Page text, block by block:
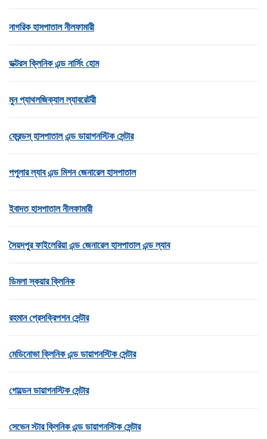
নাগরিক হাসপাতাল নীলফামারী
ডক্টরস ক্লিনিক এন্ড নার্সিং হোম
মুন প্যাথলজিক্যাল ল্যাবরেটরী
ফ্রেন্ডস্ হাসপাতাল এন্ড ডায়াগনস্টিক সেন্টার
পপুলার ল্যাব এন্ড মিশন জেনারেল হাসপাতাল
ইবাদত হাসপাতাল নীলফামারী
সৈয়দপুর ফাইলেরিয়া এন্ড জেনারেল হাসপাতাল এন্ড ল্যাব
ডিমলা স্কয়ার ক্লিনিক
রহমান প্রেসক্রিপশন সেন্টার
মেডিনোভা ক্লিনিক এন্ড ডায়াগনস্টিক সেন্টার
গোল্ডেন ডায়াগনস্টিক সেন্টার
সেভেন স্টার ক্লিনিক এন্ড ডায়াগনস্টিক সেন্টার